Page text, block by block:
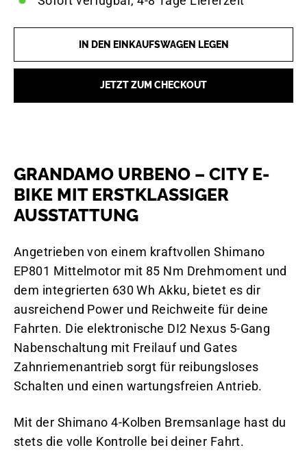
IN DEN EINKAUFSWAGEN LEGEN
JETZT ZUM CHECKOUT
GRANDAMO URBENO – CITY E-
BIKE MIT ERSTKLASSIGER
AUSSTATTUNG
Angetrieben von einem kraftvollen Shimano
EP801 Mittelmotor mit 85 Nm Drehmoment und
dem integrierten 630 Wh Akku, bietet es dir
ausreichend Power und Reichweite für deine
Fahrten. Die elektronische DI2 Nexus 5-Gang
Nabenschaltung mit Freilauf und Gates
Zahnriemenantrieb sorgt für reibungsloses
Schalten und einen wartungsfreien Antrieb.
Mit der Shimano 4-Kolben Bremsanlage hast du
stets die volle Kontrolle bei deiner Fahrt.